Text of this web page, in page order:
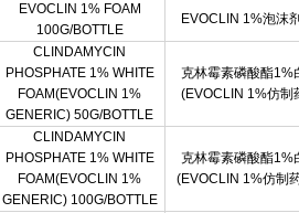
EVOCLIN 1% FOAM
100G/BOTTLE
EVOCLIN 1%泡沫
CLINDAMYCIN
PHOSPHATE 1% WHITE
FOAM(EVOCLIN 1%
GENERIC) 50G/BOTTLE
克林霉素磷酸酯1%
(EVOCLIN 1%仿制
CLINDAMYCIN
PHOSPHATE 1% WHITE
FOAM(EVOCLIN 1%
GENERIC) 100G/BOTTLE
克林霉素磷酸酯1%
(EVOCLIN 1%仿制